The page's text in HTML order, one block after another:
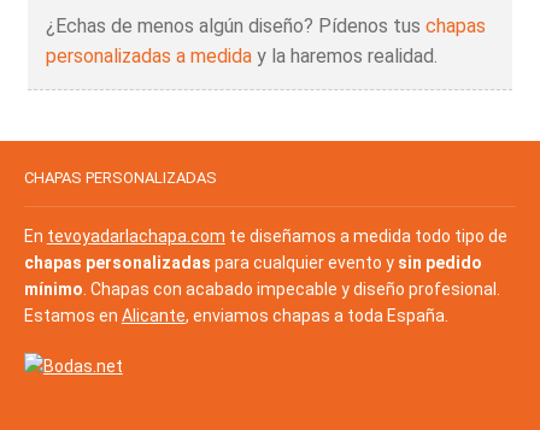
¿Echas de menos algún diseño? Pídenos tus chapas
personalizadas a mediday la haremos realidad.
CHAPAS PERSONALIZADAS
En tevoyadarlachapa.com te diseñamos a medida todo tipo de
chapas personalizadas para cualquier evento y sin pedido
mínimo. Chapas con acabado impecable y diseño profesional.
Estamos en Alicante, enviamos chapas a toda España.